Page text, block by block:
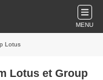
MENU
Lotus
Lotus et Group